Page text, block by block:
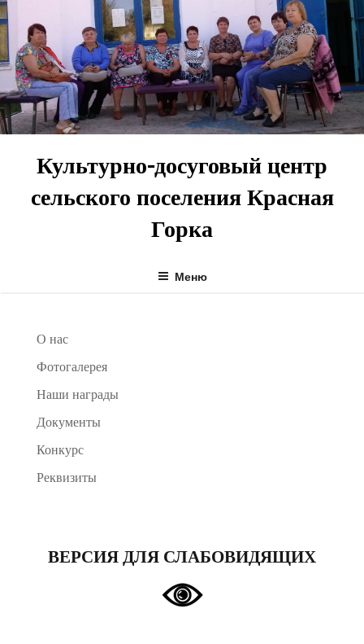
Перейти
к
содержимому
Культурно-досуговый центр
сельского поселения Красная
Горка
Меню
О нас
Фотогалерея
Наши награды
Документы
Конкурс
Реквизиты
ВЕРСИЯ ДЛЯ СЛАБОВИДЯЩИХ